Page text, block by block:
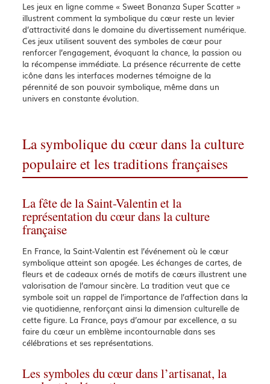
Les jeux en ligne comme « Sweet Bonanza Super Scatter »
illustrent comment la symbolique du cœur reste un levier
d’attractivité dans le domaine du divertissement numérique.
Ces jeux utilisent souvent des symboles de cœur pour
renforcer l’engagement, évoquant la chance, la passion ou
la récompense immédiate. La présence récurrente de cette
icône dans les interfaces modernes témoigne de la
pérennité de son pouvoir symbolique, même dans un
univers en constante évolution.
La symbolique du cœur dans la culture
populaire et les traditions françaises
La fête de la Saint-Valentin et la
représentation du cœur dans la culture
française
En France, la Saint-Valentin est l’événement où le cœur
symbolique atteint son apogée. Les échanges de cartes, de
fleurs et de cadeaux ornés de motifs de cœurs illustrent une
valorisation de l’amour sincère. La tradition veut que ce
symbole soit un rappel de l’importance de l’affection dans la
vie quotidienne, renforçant ainsi la dimension culturelle de
cette figure. La France, pays d’amour par excellence, a su
faire du cœur un emblème incontournable dans ses
célébrations et ses représentations.
Les symboles du cœur dans l’artisanat, la